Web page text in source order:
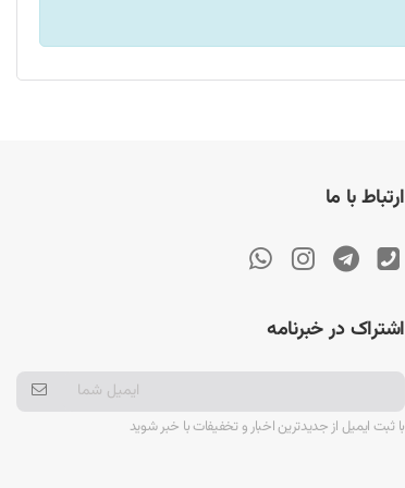
ارتباط با ما
اشتراک در خبرنامه
با ثبت ایمیل از جدیدترین اخبار و تخفیفات با خبر شوید